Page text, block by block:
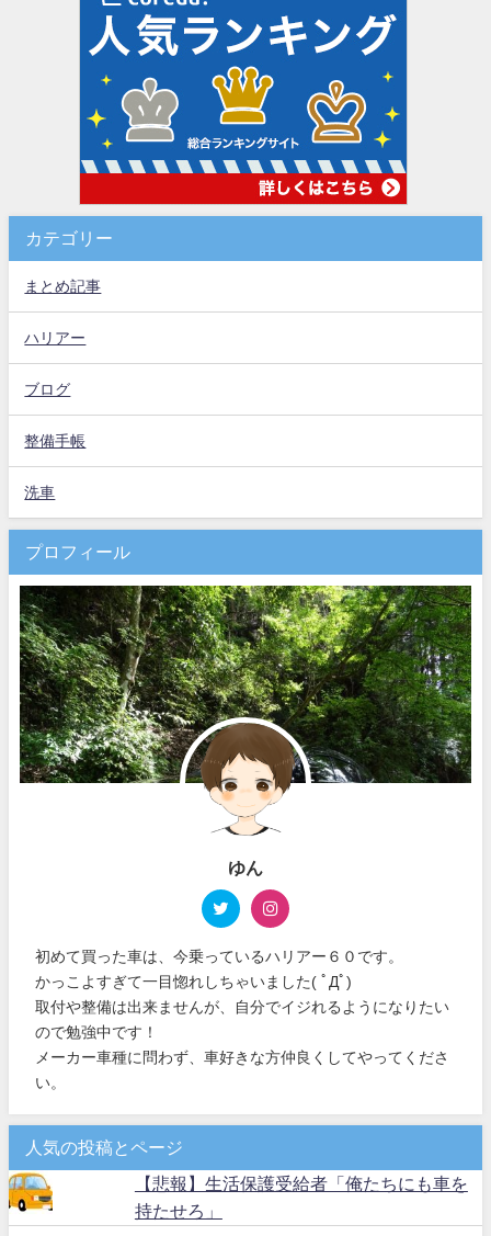
カテゴリー
まとめ記事
ハリアー
ブログ
整備手帳
洗車
プロフィール
ゆん
初めて買った車は、今乗っているハリアー６０です。
かっこよすぎて一目惚れしちゃいました( ﾟДﾟ)
取付や整備は出来ませんが、自分でイジれるようになりたい
ので勉強中です！
メーカー車種に問わず、車好きな方仲良くしてやってくださ
い。
人気の投稿とページ
【悲報】生活保護受給者「俺たちにも車を
持たせろ」